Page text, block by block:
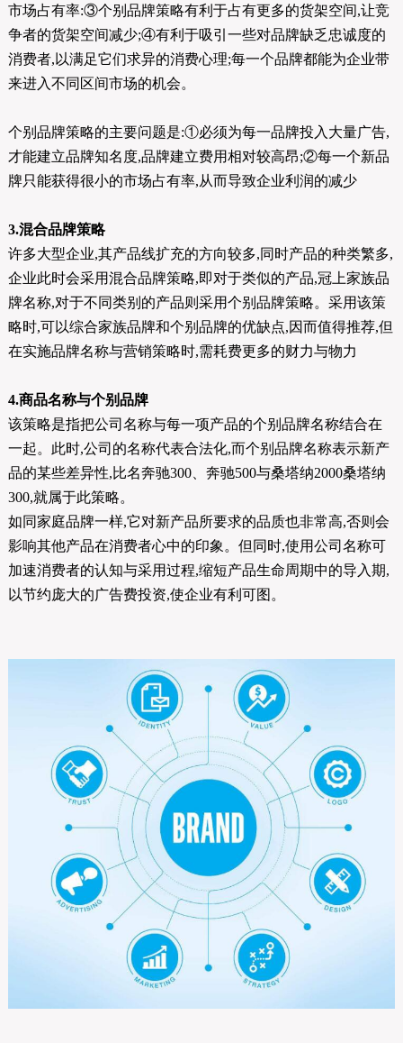
市场占有率:③个别品牌策略有利于占有更多的货架空间,让竞
争者的货架空间减少;④有利于吸引一些对品牌缺乏忠诚度的
消费者,以满足它们求异的消费心理;每一个品牌都能为企业带
来进入不同区间市场的机会。
个别品牌策略的主要问题是:①必须为每一品牌投入大量广告,
才能建立品牌知名度,品牌建立费用相对较高昂;②每一个新品
牌只能获得很小的市场占有率,从而导致企业利润的减少
3.混合品牌策略
许多大型企业,其产品线扩充的方向较多,同时产品的种类繁多,
企业此时会采用混合品牌策略,即对于类似的产品,冠上家族品
牌名称,对于不同类别的产品则采用个别品牌策略。采用该策
略时,可以综合家族品牌和个别品牌的优缺点,因而值得推荐,但
在实施品牌名称与营销策略时,需耗费更多的财力与物力
4.商品名称与个别品牌
该策略是指把公司名称与每一项产品的个别品牌名称结合在
一起。此时,公司的名称代表合法化,而个别品牌名称表示新产
品的某些差异性,比名奔驰300、奔驰500与桑塔纳2000桑塔纳
300,就属于此策略。
如同家庭品牌一样,它对新产品所要求的品质也非常高,否则会
影响其他产品在消费者心中的印象。但同时,使用公司名称可
加速消费者的认知与采用过程,缩短产品生命周期中的导入期,
以节约庞大的广告费投资,使企业有利可图。